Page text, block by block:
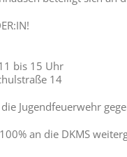
bis 15 Uhr
14
Jugendfeuerwehr
an die DKMS